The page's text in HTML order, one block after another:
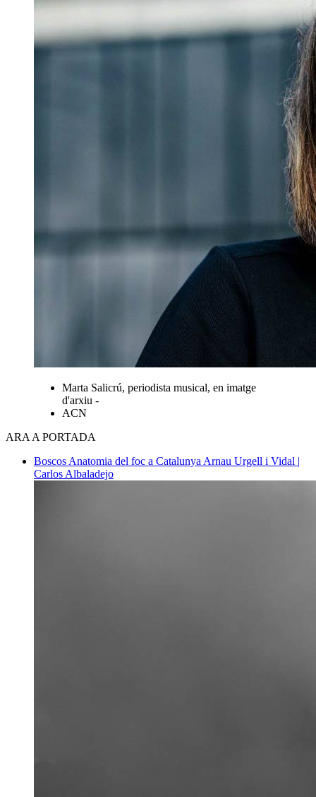
Marta Salicrú, periodista musical, en imatge
d'arxiu -
ACN
ARA A PORTADA
Boscos Anatomia del foc a Catalunya Arnau Urgell i Vidal |
Carlos Albaladejo